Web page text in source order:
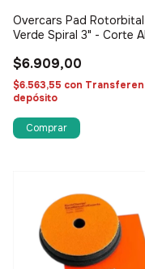
Overcars Pad Rotorbital
Verde Spiral 3" - Corte
$6.909,00
$6.563,55 con
depósito